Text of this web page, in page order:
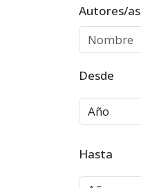
Autores/as
Desde
Hasta